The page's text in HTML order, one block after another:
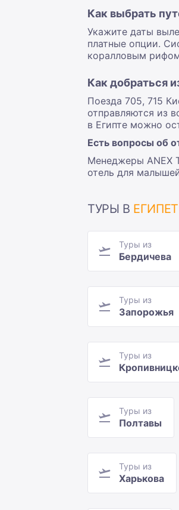
Как выбрать
Укажите даты
платные опции.
коралловым
Как добраться
Поезда 705, 715
отправляются из
в Египте можно
Есть вопросы об
Менеджеры ANEX
отель для
ТУРЫ В ЕГИПЕТ
Туры из
Бердичева
Туры из
Запорожья
Туры из
Туры из
Полтавы
Туры из
Харькова